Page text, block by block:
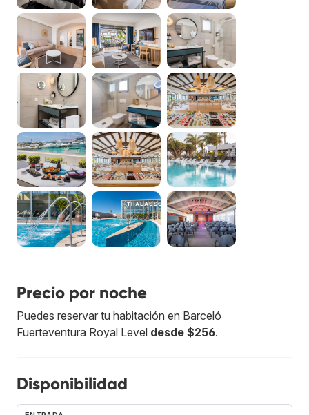
Precio por noche
Puedes reservar tu habitación en Barceló
Fuerteventura Royal Level desde $256.
Disponibilidad